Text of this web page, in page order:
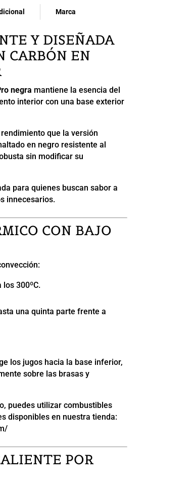
Marca
Y DISEÑADA
CARBÓN EN
negra mantiene la esencia del
interior con una base exterior
que la versión
en negro resistente al
sin modificar su
para quienes buscan sabor a
innecesarios.
CON BAJO
300ºC.
una quinta parte frente a
los jugos hacia la base inferior,
sobre las brasas y
puedes utilizar combustibles
disponibles en nuestra tienda:
POR